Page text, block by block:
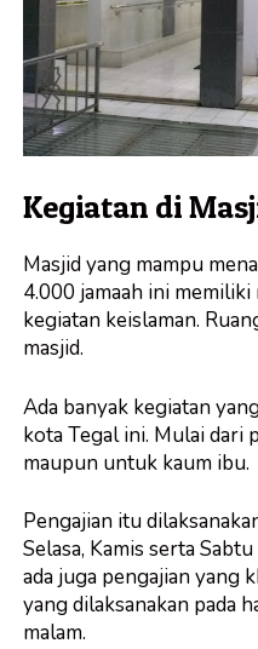
Kegiatan di
Masjid yang mampu
4.000 jamaah ini
kegiatan keislaman.
masjid.
Ada banyak kegiatan
kota Tegal ini. Mulai dari
maupun untuk kaum ibu.
Pengajian itu
Selasa, Kamis serta
ada juga pengajian yang
yang dilaksanakan pada
malam.